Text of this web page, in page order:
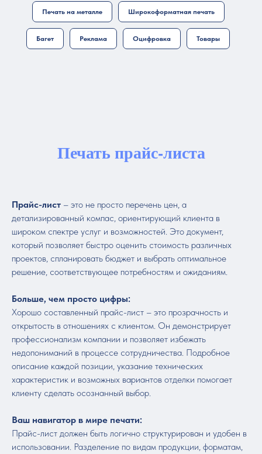
Печать на металле Широкоформатная печать
Багет Реклама Оцифровка Товары
Печать прайс-листа
Прайс-лист – это не просто перечень цен, а
детализированный компас, ориентирующий клиента в
широком спектре услуг и возможностей. Это документ,
который позволяет быстро оценить стоимость различных
проектов, спланировать бюджет и выбрать оптимальное
решение, соответствующее потребностям и ожиданиям.
Больше, чем просто цифры:
Хорошо составленный прайс-лист – это прозрачность и
открытость в отношениях с клиентом. Он демонстрирует
профессионализм компании и позволяет избежать
недопониманий в процессе сотрудничества. Подробное
описание каждой позиции, указание технических
характеристик и возможных вариантов отделки помогает
клиенту сделать осознанный выбор.
Ваш навигатор в мире печати:
Прайс-лист должен быть логично структурирован и удобен в
использовании. Разделение по видам продукции, форматам,